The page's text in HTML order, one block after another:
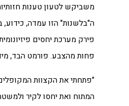
משביקש לטעון טענות
ה"בלשנות" הזו עמדה, כידוע,
פירק מערכת יחסים
פחות מהצבע. פורמט הבד,
"פתחתי את הקצוות
המתוח ואת יחסו לקיר